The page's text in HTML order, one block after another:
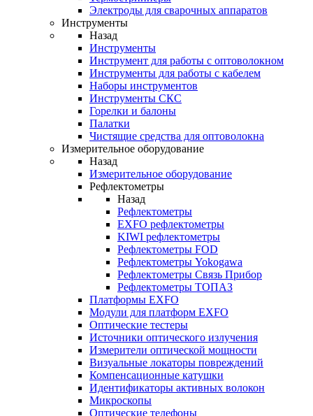
Электроды для сварочных аппаратов
Инструменты
Назад
Инструменты
Инструмент для работы с оптоволокном
Инструменты для работы с кабелем
Наборы инструментов
Инструменты СКС
Горелки и балоны
Палатки
Чистящие средства для оптоволокна
Измерительное оборудование
Назад
Измерительное оборудование
Рефлектометры
Назад
Рефлектометры
EXFO рефлектометры
KIWI рефлектометры
Рефлектометры FOD
Рефлектометры Yokogawa
Рефлектометры Связь Прибор
Рефлектометры ТОПАЗ
Платформы EXFO
Модули для платформ EXFO
Оптические тестеры
Источники оптического излучения
Измерители оптической мощности
Визуальные локаторы повреждений
Компенсационные катушки
Идентификаторы активных волокон
Микроскопы
Оптические телефоны